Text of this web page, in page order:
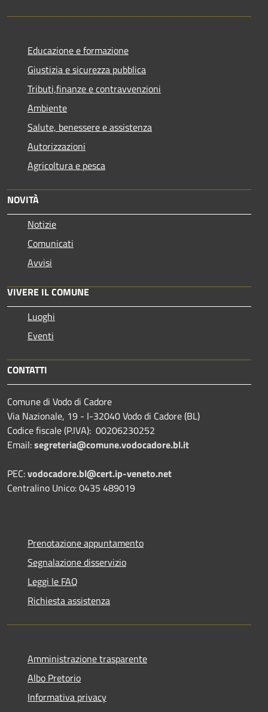
Educazione e formazione
Giustizia e sicurezza pubblica
Tributi,finanze e contravvenzioni
Ambiente
Salute, benessere e assistenza
Autorizzazioni
Agricoltura e pesca
NOVITÀ
Notizie
Comunicati
Avvisi
VIVERE IL COMUNE
Luoghi
Eventi
CONTATTI
Comune di Vodo di Cadore
Via Nazionale, 19 - I-32040 Vodo di Cadore (BL)
Codice fiscale (P.IVA): 00206230252
Email:segreteria@comune.vodocadore.bl.it
PEC:vodocadore.bl@cert.ip-veneto.net
Centralino Unico: 0435 489019
Prenotazione appuntamento
Segnalazione disservizio
Leggi le FAQ
Richiesta assistenza
Amministrazione trasparente
Albo Pretorio
Informativa privacy